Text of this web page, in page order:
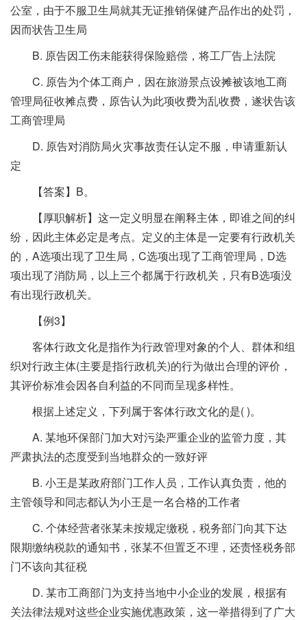
公室，由于不服卫生局就其无证推销保健产品作出的处罚，
因而状告卫生局
B. 原告因工伤未能获得保险赔偿，将工厂告上法院
C. 原告为个体工商户，因在旅游景点设摊被该地工商
管理局征收摊点费，原告认为此项收费为乱收费，遂状告该
工商管理局
D. 原告对消防局火灾事故责任认定不服，申请重新认
定
【答案】B。
【厚职解析】这一定义明显在阐释主体，即谁之间的纠
纷，因此主体必定是考点。定义的主体是一定要有行政机关
的，A选项出现了卫生局，C选项出现了工商管理局，D选
项出现了消防局，以上三个都属于行政机关，只有B选项没
有出现行政机关。
【例3】
客体行政文化是指作为行政管理对象的个人、群体和组
织对行政主体(主要是指行政机关)的行为做出合理的评价，
其评价标准会因各自利益的不同而呈现多样性。
根据上述定义，下列属于客体行政文化的是( )。
A. 某地环保部门加大对污染严重企业的监管力度，其
严肃执法的态度受到当地群众的一致好评
B. 小王是某政府部门工作人员，工作认真负责，他的
主管领导和同志都认为小王是一名合格的工作者
C. 个体经营者张某未按规定缴税，税务部门向其下达
限期缴纳税款的通知书，张某不但置乏不理，还责怪税务部
门不该向其征税
D. 某市工商部门为支持当地中小企业的发展，根据有
关法律法规对这些企业实施优惠政策，这一举措得到了广大